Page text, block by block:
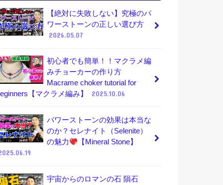
【絶対に失敗しない】究極のパ
ワーストーンの正しい選び方
2026.05.07
初心者でも簡単！！マクラメ編
みチョーカーの作り方
Macrame choker tutorial for
【マクラメ編み】
2025.10.06
パワーストーンの効果は本当な
のか？セレナイト（Selenite）
の魅力
【Mineral Stone】
宇宙からのロマンの石 隕石